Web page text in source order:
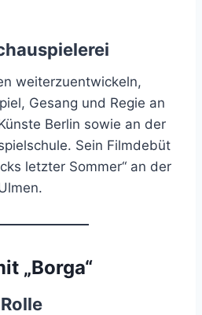
weiterzuentwickeln,
Gesang und Regie an
Berlin sowie an der
Sein Filmdebüt
letzter Sommer“ an der
„Borga“